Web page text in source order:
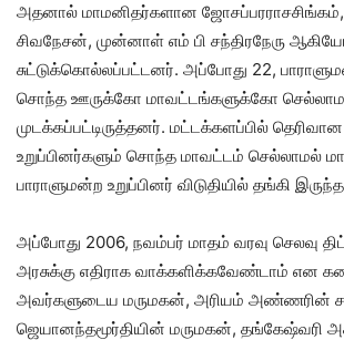
அதனால் மாமனிதர்களான ஜோசப்பரராசசிங்கம்,
சிவநேசன், முன்னாள் எம் பி சந்திரநேரு
சுட்டுக்கொல்லப்பட்டனர். அப்போது 22,
சொந்த ஊருக்கோ மாவட்டங்களுக்கோ
முடக்கப்பட்டிருத்தனர். மட்டக்களப்பில்
உறுப்பினர்களும் சொந்த மாவட்டம் செல்லாமல்
பாராளுமன்ற உறுப்பினர் விடுதியில் தங்கி
அப்போது 2006, நவம்பர் மாதம் வரவு செலவு
அரசுக்கு எதிராக வாக்களிக்கவேண்டாம் என
அவர்களுடைய மருமகன், அரியம் அண்ணரின்
ஜெயானந்தமூர்தியின் மருமகன், தங்கேஷ்வரி